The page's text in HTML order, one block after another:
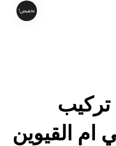
تخفيض!
القيوين